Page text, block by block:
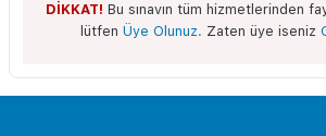
DİKKAT! Bu sınavın tüm hizmetlerinden
lütfen Üye Olunuz. Zaten üye iseniz